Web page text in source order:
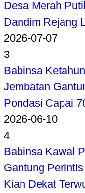
Desa Merah
Dandim Rejang
2026-07-07
3
Babinsa
Jembatan
Pondasi Capai
2026-06-10
4
Babinsa Kawal
Gantung
Kian Dekat